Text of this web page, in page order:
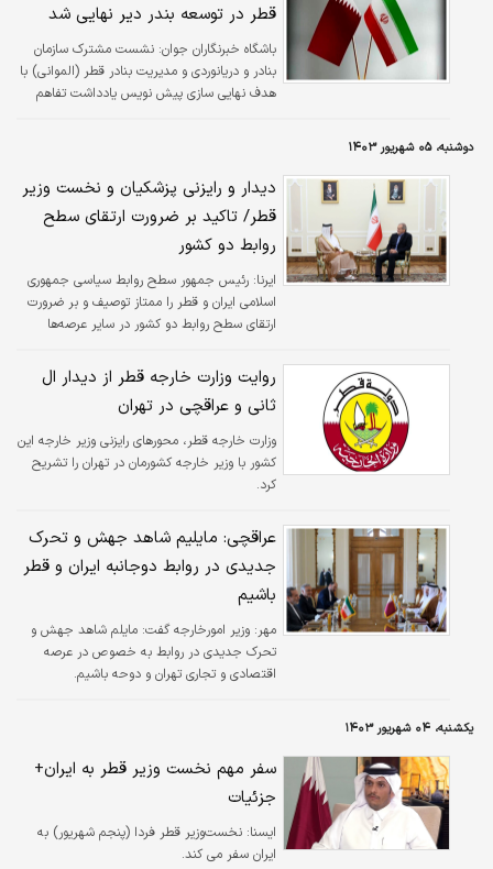
قطر در توسعه بندر دیر نهایی شد
باشگاه خبرنگاران جوان: نشست مشترک سازمان
بنادر و دریانوردی و مدیریت بنادر قطر (الموانی) با
هدف نهایی سازی پیش نویس یادداشت تفاهم
دوشنبه، ۰۵ شهریور ۱۴۰۳
دیدار و رایزنی پزشکیان و نخست وزیر
قطر/ تاکید بر ضرورت ارتقای سطح
روابط دو کشور
ایرنا: رئیس جمهور سطح روابط سیاسی جمهوری
اسلامی ایران و قطر را ممتاز توصیف و بر ضرورت
ارتقای سطح روابط دو کشور در سایر عرصه‌ها
روایت وزارت خارجه قطر از دیدار ال
ثانی و عراقچی در تهران
وزارت خارجه قطر، محورهای رایزنی وزیر خارجه این
کشور با وزیر خارجه کشورمان در تهران را تشریح
کرد.
عراقچی: مایلیم شاهد جهش و تحرک
جدیدی در روابط دوجانبه ایران و قطر
باشیم
مهر: وزیر امورخارجه گفت: مایلم شاهد جهش و
تحرک جدیدی در روابط به خصوص در عرصه
اقتصادی و تجاری تهران و دوحه باشیم.
یکشنبه، ۰۴ شهریور ۱۴۰۳
سفر مهم نخست وزیر قطر به ایران+
جزئیات
ايسنا:
نخست‌وزیر قطر فردا (پنجم شهریور) به
ایران سفر می کند.